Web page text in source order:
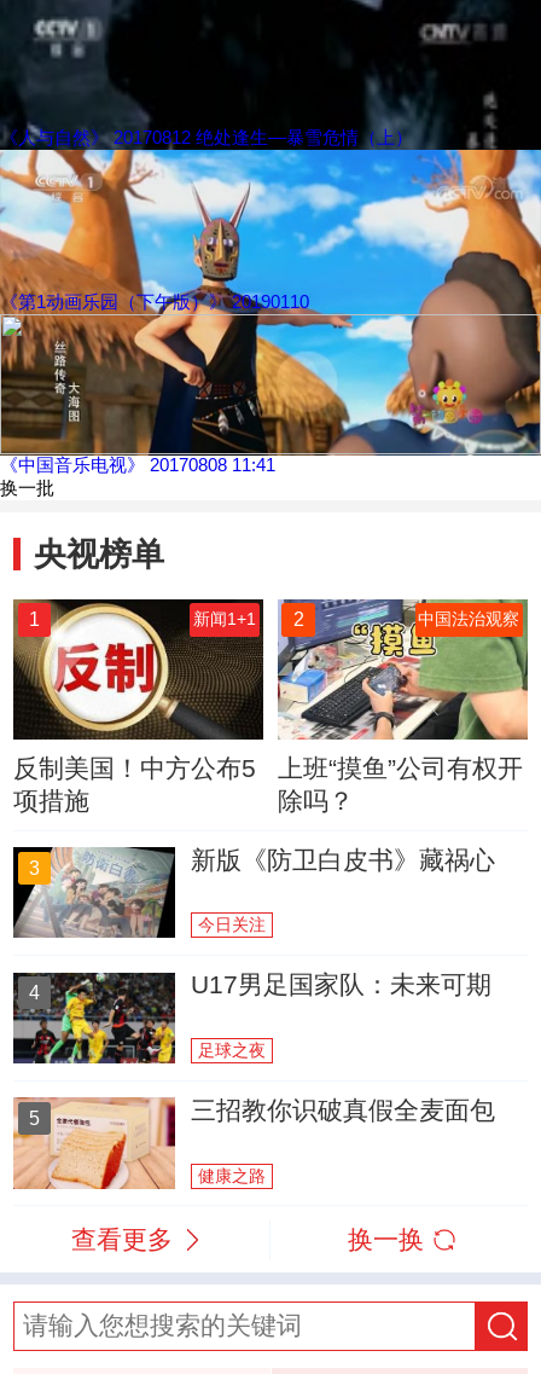
《人与自然》 20170812 绝处逢生—暴雪危情（上）
《第1动画乐园（下午版）》 20190110
《中国音乐电视》 20170808 11:41
换一批
央视榜单
1 新闻1+1
反制美国！中方公布5
项措施
2 中国法治观察
上班“摸鱼”公司有权开
除吗？
3 新版《防卫白皮书》藏祸心
今日关注
4 U17男足国家队：未来可期
足球之夜
5 三招教你识破真假全麦面包
健康之路
查看更多 换一换